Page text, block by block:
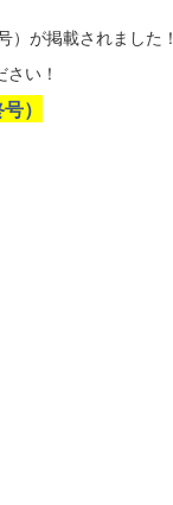
）が掲載されました！
い！
）